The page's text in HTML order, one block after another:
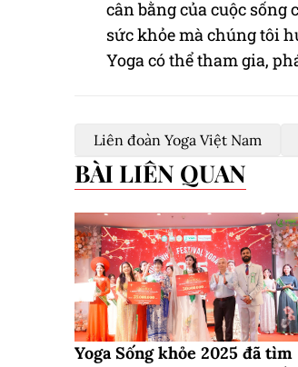
cân bằng của cuộc
sức khỏe mà chúng tôi
Yoga có thể tham gia,
Liên đoàn Yoga Việt Nam
BÀI LIÊN QUAN
Yoga Sống khỏe 2025 đã tìm